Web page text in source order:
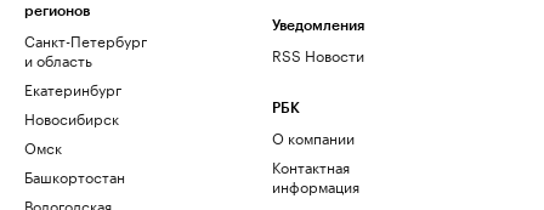
регионов
Санкт-Петербург
и область
Екатеринбург
Новосибирск
Омск
Башкортостан
Вологодская
Уведомления
RSS Новости
РБК
О компании
Контактная
информация